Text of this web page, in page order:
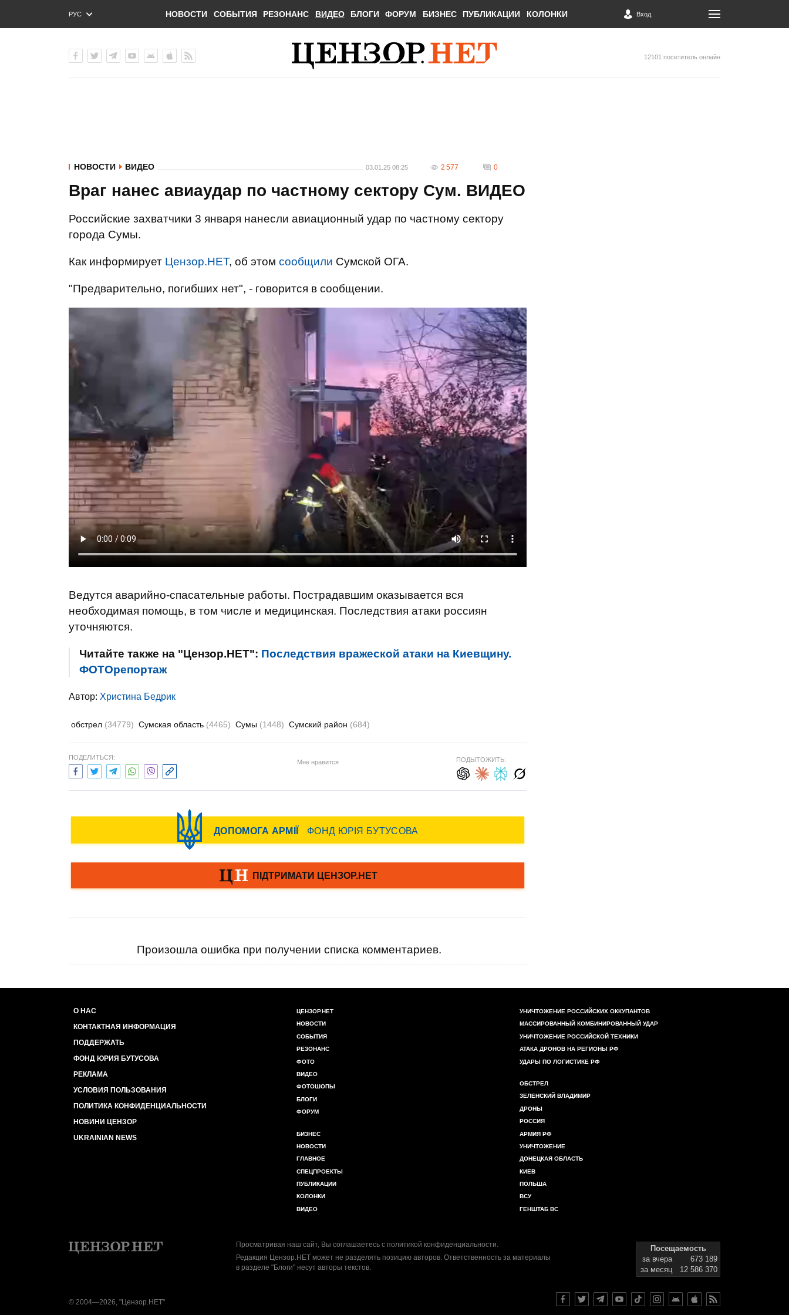
РУС
ENG
НОВОСТИ СОБЫТИЯ РЕЗОНАНС ВИДЕО БЛОГИ ФОРУМ БИЗНЕС ПУБЛИКАЦИИ КОЛОНКИ Вход
12101 посетитель онлайн
НОВОСТИ ВИДЕО 03.01.25 08:25 2 577 0
Враг нанес авиаудар по частному сектору Сум. ВИДЕО
Российские захватчики 3 января нанесли авиационный удар по частному сектору
города Сумы.
Как информирует Цензор.НЕТ, об этом сообщили Сумской ОГА.
"Предварительно, погибших нет", - говорится в сообщении.
Ведутся аварийно-спасательные работы. Пострадавшим оказывается вся
необходимая помощь, в том числе и медицинская. Последствия атаки россиян
уточняются.
Читайте также на "Цензор.НЕТ": Последствия вражеской атаки на Киевщину.
ФОТОрепортаж
Автор: Христина Бедрик
обстрел (34779) Сумская область (4465) Сумы (1448) Сумский район (684)
ПОДЕЛИТЬСЯ:
Мне нравится ПОДЫТОЖИТЬ:
Произошла ошибка при получении списка комментариев.
О НАС
КОНТАКТНАЯ ИНФОРМАЦИЯ
ПОДДЕРЖАТЬ
ФОНД ЮРИЯ БУТУСОВА
РЕКЛАМА
УСЛОВИЯ ПОЛЬЗОВАНИЯ
ПОЛИТИКА КОНФИДЕНЦИАЛЬНОСТИ
НОВИНИ ЦЕНЗОР
UKRAINIAN NEWS
ЦЕНЗОР.НЕТ
НОВОСТИ
СОБЫТИЯ
РЕЗОНАНС
ФОТО
ВИДЕО
ФОТОШОПЫ
БЛОГИ
ФОРУМ
БИЗНЕС
НОВОСТИ
ГЛАВНОЕ
СПЕЦПРОЕКТЫ
ПУБЛИКАЦИИ
КОЛОНКИ
ВИДЕО
УНИЧТОЖЕНИЕ РОССИЙСКИХ ОККУПАНТОВ
МАССИРОВАННЫЙ КОМБИНИРОВАННЫЙ УДАР
УНИЧТОЖЕНИЕ РОССИЙСКОЙ ТЕХНИКИ
АТАКА ДРОНОВ НА РЕГИОНЫ РФ
УДАРЫ ПО ЛОГИСТИКЕ РФ
ОБСТРЕЛ
ЗЕЛЕНСКИЙ ВЛАДИМИР
ДРОНЫ
РОССИЯ
АРМИЯ РФ
УНИЧТОЖЕНИЕ
ДОНЕЦКАЯ ОБЛАСТЬ
КИЕВ
ПОЛЬША
ВСУ
ГЕНШТАБ ВС
Просматривая наш сайт, Вы соглашаетесь с политикой конфиденциальности.
Редакция Цензор.НЕТ может не разделять позицию авторов. Ответственность за материалы
в разделе "Блоги" несут авторы текстов.
Посещаемость
за вчера
673 189
за месяц
12 586 370
© 2004—2026, "Цензор.НЕТ"